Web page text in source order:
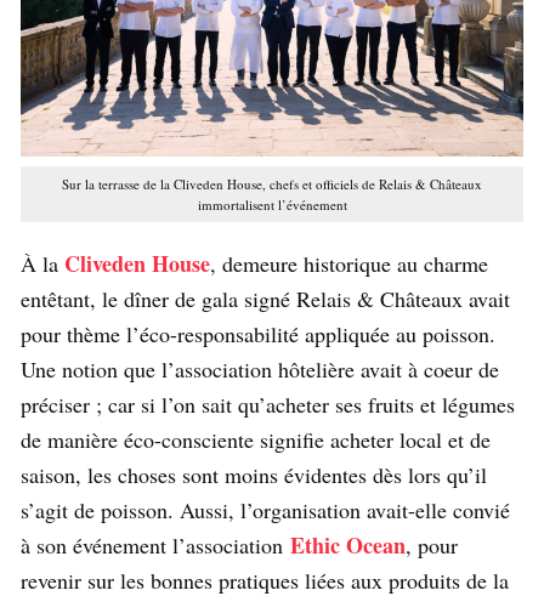
Sur la terrasse de la Cliveden House, chefs et officiels de Relais & Châteaux
immortalisent l’événement
À la Cliveden House, demeure historique au charme
entêtant, le dîner de gala signé Relais & Châteaux avait
pour thème l’éco-responsabilité appliquée au poisson.
Une notion que l’association hôtelière avait à coeur de
préciser ; car si l’on sait qu’acheter ses fruits et légumes
de manière éco-consciente signifie acheter local et de
saison, les choses sont moins évidentes dès lors qu’il
s’agit de poisson. Aussi, l’organisation avait-elle convié
à son événement l’association Ethic Ocean, pour
revenir sur les bonnes pratiques liées aux produits de la